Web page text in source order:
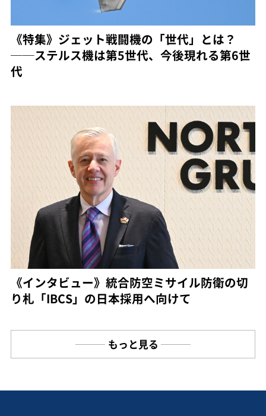
《特集》ジェット戦闘機の「世代」とは？
──ステルス機は第5世代、今後現れる第6世
代
《インタビュー》統合防空ミサイル防衛の切
り札「IBCS」の日本採用へ向けて
もっと見る